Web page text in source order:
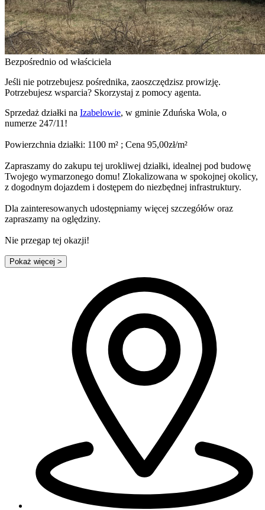
Bezpośrednio od właściciela
Jeśli nie potrzebujesz pośrednika, zaoszczędzisz prowizję.
Potrzebujesz wsparcia? Skorzystaj z pomocy agenta.
Sprzedaż działki na Izabelowie, w gminie Zduńska Wola, o
numerze 247/11!
Powierzchnia działki: 1100 m² ; Cena 95,00zł/m²
Zapraszamy do zakupu tej urokliwej działki, idealnej pod budowę
Twojego wymarzonego domu! Zlokalizowana w spokojnej okolicy,
z dogodnym dojazdem i dostępem do niezbędnej infrastruktury.
Dla zainteresowanych udostępniamy więcej szczegółów oraz
zapraszamy na oględziny.
Nie przegap tej okazji!
Pokaż więcej >